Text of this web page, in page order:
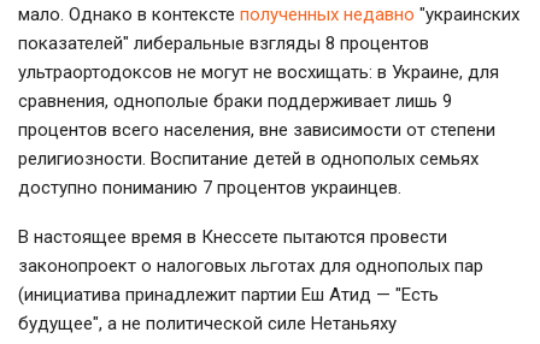
мало. Однако в контексте полученных недавно "украинских
показателей" либеральные взгляды 8 процентов
ультраортодоксов не могут не восхищать: в Украине, для
сравнения, однополые браки поддерживает лишь 9
процентов всего населения, вне зависимости от степени
религиозности. Воспитание детей в однополых семьях
доступно пониманию 7 процентов украинцев.
В настоящее время в Кнессете пытаются провести
законопроект о налоговых льготах для однополых пар
(инициатива принадлежит партии Еш Атид — "Есть
будущее", а не политической силе Нетаньяху